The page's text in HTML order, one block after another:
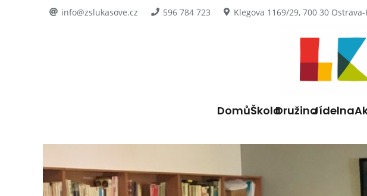
info@zslukasove.cz 596 784 723 Klegova 1169/29, 700 30
DomůŠkolaDružinaJídelna